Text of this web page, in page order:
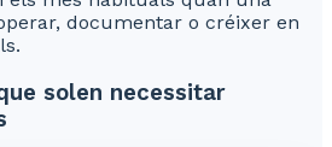
documentar o créixer en
solen necessitar